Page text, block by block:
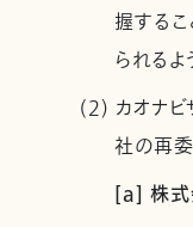
握する
られる
(2) カオナ
社の再
[a] 株式